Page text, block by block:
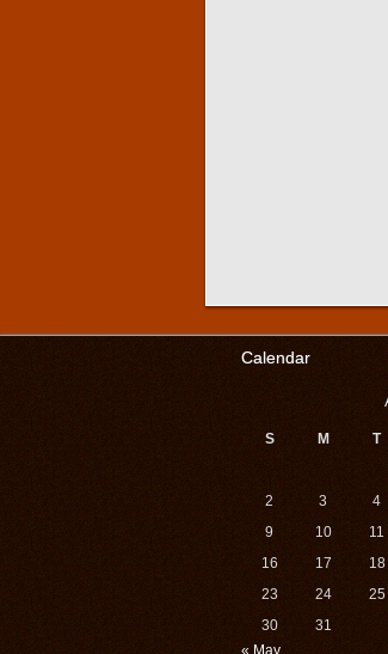
Calendar
S M T
2
3 4
9
10 11
16
17 18
23
24 25
30
31
« May